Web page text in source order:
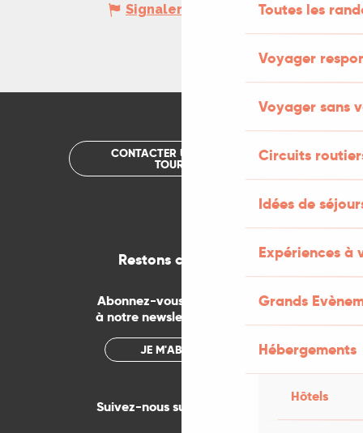
Toutes les
Voyager
Voyager sans
Circuits
Idées de
Expériences à
Grands
Hébergements
Hôtels
Signaler une erreur
CONTACTER UN OFFICE DE
TOURISME
Restons connectés
Abonnez-vous gratuitement
à notre newsletter mensuelle
JE M'ABONNE
Suivez-nous sur les réseaux !